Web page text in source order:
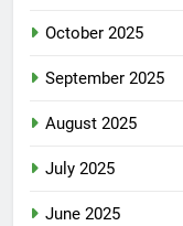
October 2025
September 2025
August 2025
July 2025
June 2025